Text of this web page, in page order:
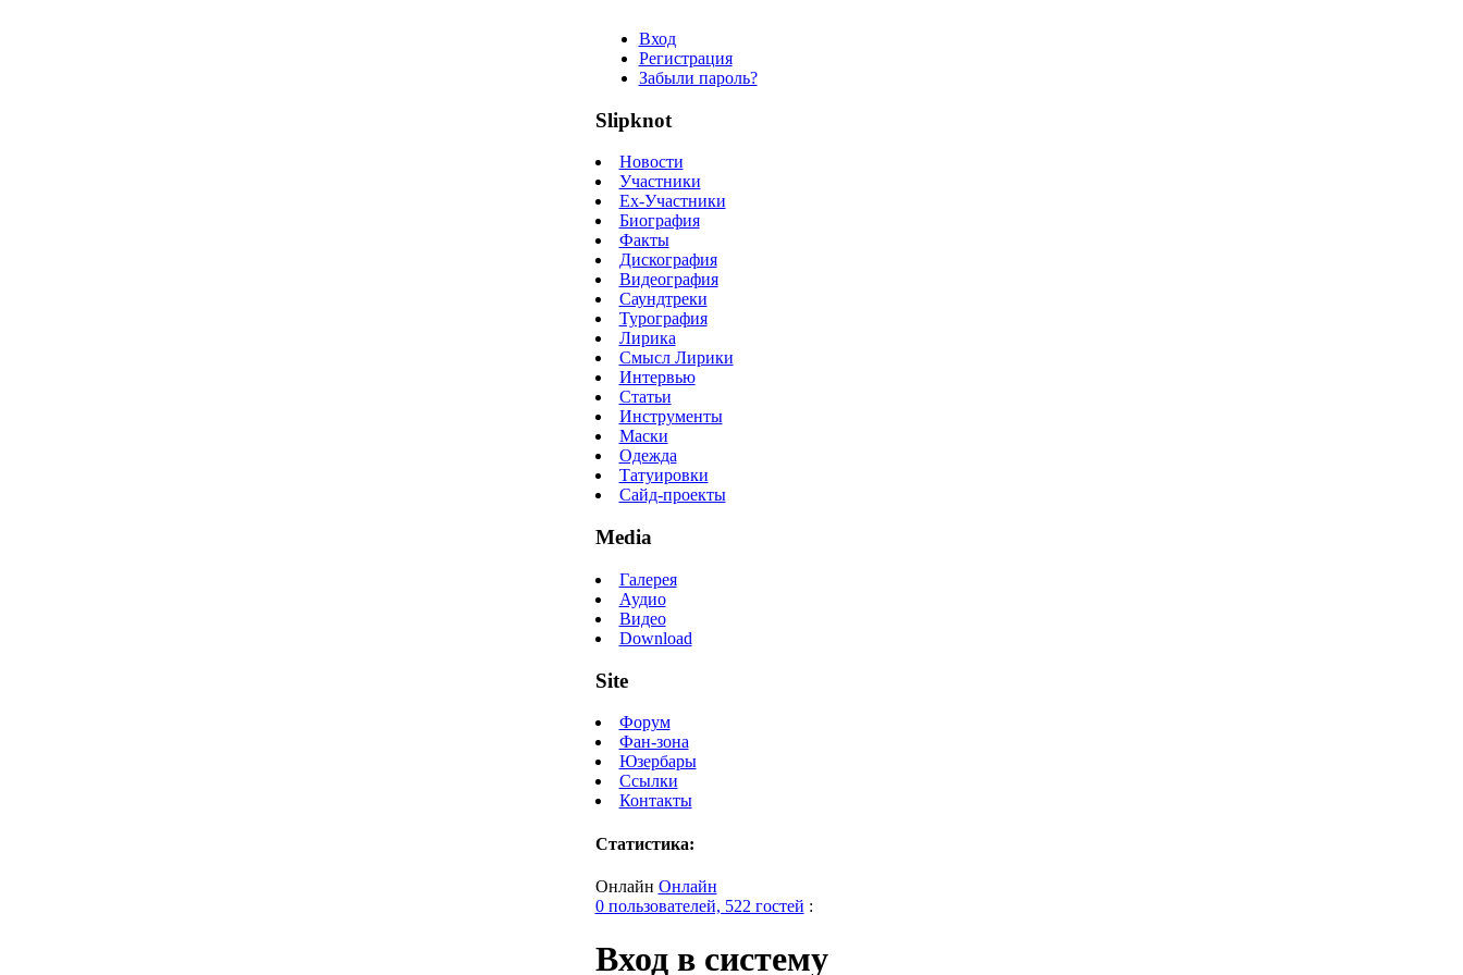
Вход
Регистрация
Забыли пароль?
Slipknot
Новости
Участники
Ex-Участники
Биография
Факты
Дискография
Видеография
Саундтреки
Турография
Лирика
Смысл Лирики
Интервью
Статьи
Инструменты
Маски
Одежда
Татуировки
Сайд-проекты
Media
Галерея
Аудио
Видео
Download
Site
Форум
Фан-зона
Юзербары
Ссылки
Контакты
Статистика:
Онлайн Онлайн
0 пользователей, 522 гостей :
Вход в систему